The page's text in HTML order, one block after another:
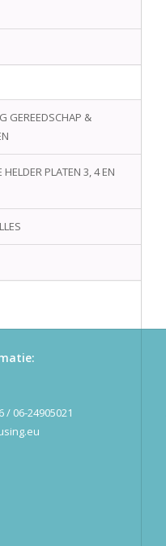
GEREEDSCHAP &
HELDER PLATEN 3, 4 EN
/ 06-24905021